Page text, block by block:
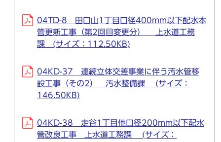
04TD-8 田口山1丁目口径400mm以下配水本
管更新工事（第2回目変更分） 上水道工務
課 (サイズ：112.50KB)
04KD-37 連続立体交差事業に伴う汚水管移
設工事（その2） 汚水整備課 (サイズ：
146.50KB)
04KD-38 走谷1丁目他口径200mm以下配水
管改良工事 上水道工務課 (サイズ：